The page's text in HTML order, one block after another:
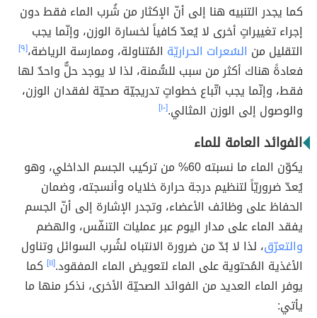
كما يجدر التنبيه هنا إلى أنّ الإكثار من شُرب الماء فقط دون
إجراء تغييراتٍ أخرى لا يُعدّ كافياً لخسارة الوزن، وإنّما يجب
التقليل من السُعرات الحراريّة المُتناولة، وممارسة الرياضة،[٩]
فعادةً هناك أكثر من سبب للسُّمنة، لذا لا يوجد حلٌّ واحدٌ لها
فقط، وإنّما يجب اتّباع خطواتٍ تدريجيّة صحيّة لفقدان الوزن،
والوصول إلى الوزن المثالي.[١٠]
الفوائد العامة للماء
يكوّن الماء ما نسبته 60% من تركيب الجسم الداخلي، وهو
يُعدّ ضروريّاً لتنظيم درجة حرارة خلاياه وأنسجته، وضمان
الحفاظ على وظائف الأعضاء، وتجدر الإشارة إلى أنّ الجسم
يفقد الماء على مدار اليوم عبر عمليات التنفّس، والهضم
والتعرّق، لذا لا بُدّ من ضرورة الانتباه لشُرب السوائل وتناول
الأغذية المُحتوية على الماء لتعويض الماء المفقود.[١١]
كما
يوفر الماء العديد من الفوائد الصحيّة الأخرى، نذكر منها ما
يأتي: